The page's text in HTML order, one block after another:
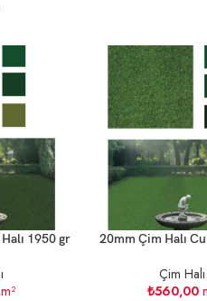
1950 gr 20mm Çim Halı
Çim Halı
₺560,00